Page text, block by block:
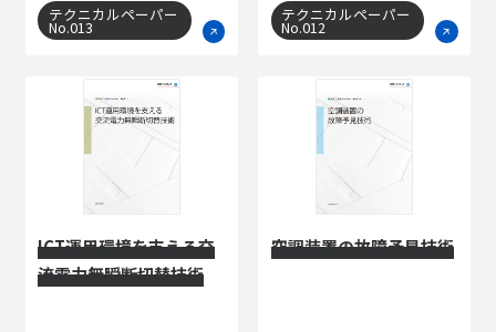
テクニカルペーパー
No.013
テクニカルペーパー
No.012
ICT運用環境を支える交
流電力無瞬断切替技術
空調装置の故障予見技術